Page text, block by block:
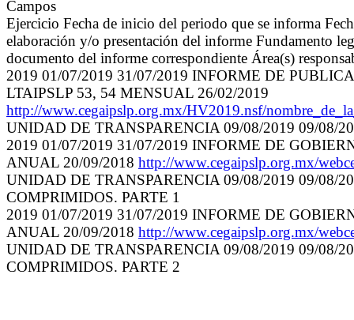
Campos
Ejercicio Fecha de inicio del periodo que se informa
elaboración y/o presentación del informe Fundamento
documento del informe correspondiente Área(s)
2019 01/07/2019 31/07/2019 INFORME DE
LTAIPSLP 53, 54 MENSUAL 26/02/2019
http://www.cegaipslp.org.mx/HV2019.nsf/
UNIDAD DE TRANSPARENCIA 09/08/2019 09/08/
2019 01/07/2019 31/07/2019 INFORME DE
ANUAL 20/09/2018 http://www.cegaipslp.org.mx/
UNIDAD DE TRANSPARENCIA 09/08/2019 09/08/
COMPRIMIDOS. PARTE 1
2019 01/07/2019 31/07/2019 INFORME DE
ANUAL 20/09/2018 http://www.cegaipslp.org.mx/
UNIDAD DE TRANSPARENCIA 09/08/2019 09/08/
COMPRIMIDOS. PARTE 2